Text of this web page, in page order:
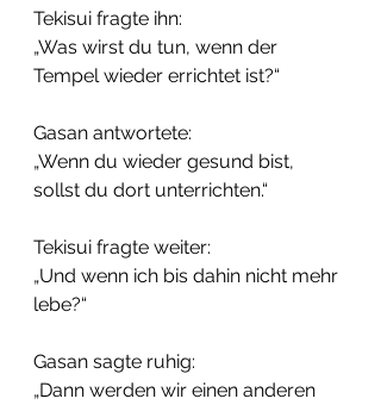
Tekisui fragte ihn:
„Was wirst du tun, wenn der
Tempel wieder errichtet ist?“
Gasan antwortete:
„Wenn du wieder gesund bist,
sollst du dort unterrichten.“
Tekisui fragte weiter:
„Und wenn ich bis dahin nicht mehr
lebe?“
Gasan sagte ruhig:
„Dann werden wir einen anderen